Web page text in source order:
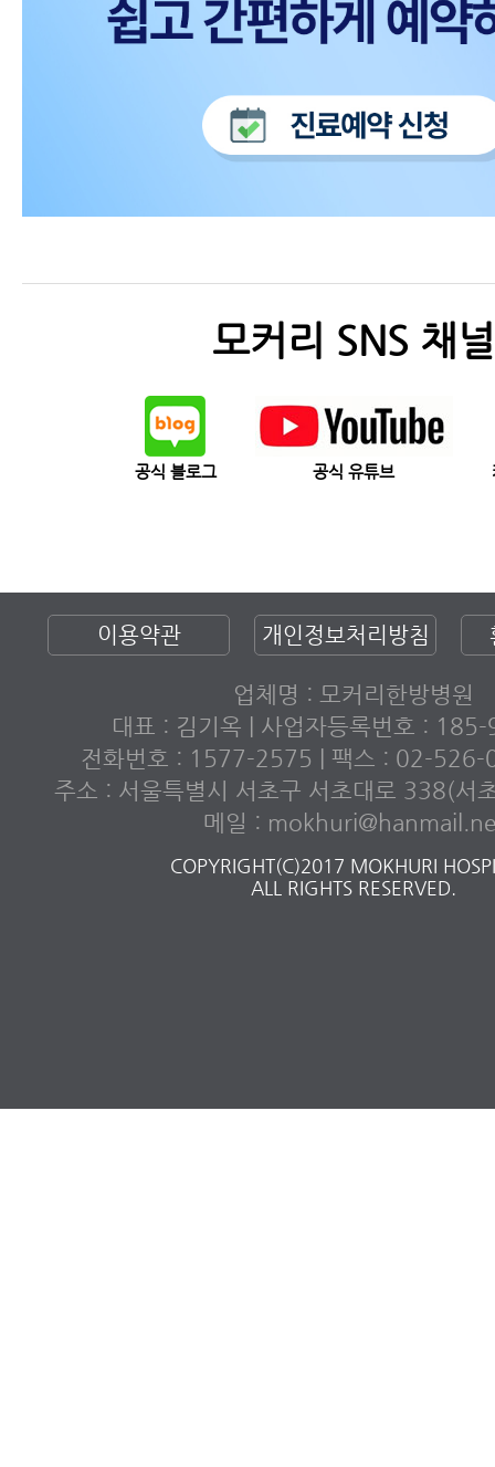
모커리 SNS 채널
공식 블로그 공식 유튜브
이용약관 개인정보처리방침
업체명 : 모커리한방병원
대표 : 김기옥 | 사업자등록번호 :
전화번호 : 1577-2575 | 팩스 : 02-526-
주소 : 서울특별시 서초구 서초대로 338(서
메일 :
COPYRIGHT(C)2017 MOKHURI
ALL RIGHTS RESERVED.